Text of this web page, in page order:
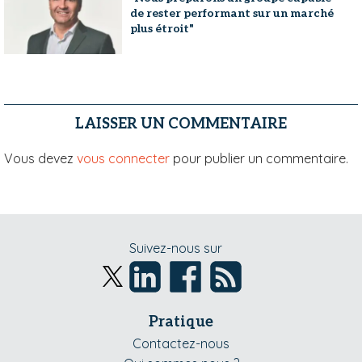
de rester performant sur un marché
plus étroit"
LAISSER UN COMMENTAIRE
Vous devez vous connecter pour publier un commentaire.
Suivez-nous sur
Pratique
Contactez-nous